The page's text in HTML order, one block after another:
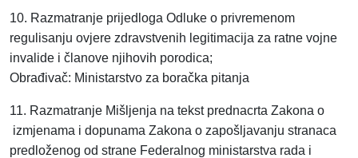
10. Razmatranje prijedloga Odluke o privremenom
regulisanju ovjere zdravstvenih legitimacija za ratne vojne
invalide i članove njihovih porodica;
Obrađivač: Ministarstvo za boračka pitanja
11. Razmatranje Mišljenja na tekst prednacrta Zakona o
izmjenama i dopunama Zakona o zapošljavanju stranaca
predloženog od strane Federalnog ministarstva rada i